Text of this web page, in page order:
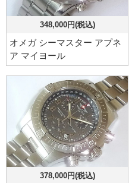
348,000円(税込)
オメガ シーマスター アプネ
ア マイヨール
378,000円(税込)